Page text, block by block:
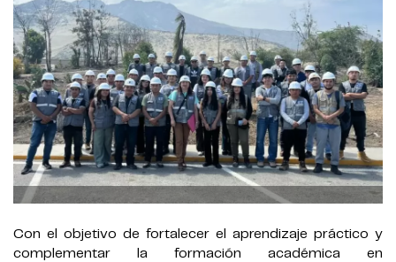
Con el objetivo de fortalecer el aprendizaje práctico y
complementar la formación académica en